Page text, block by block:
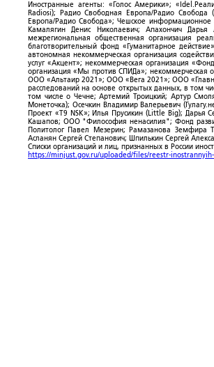
Иностранные агенты: «Голос Америки»;
Radiosi); Радио Свободная Европа/Радио Свобода
Европа/Радио Свобода»; Чешское информационное
Камалягин Денис Николаевич; Апахончич
межрегиональная общественная организация
благотворительный фонд «Гуманитарное
автономная некоммерческая организация
услуг «Акцент»; некоммерческая организация
организация «Мы против СПИДа»; некоммерческая
ООО «Альтаир 2021»; ООО «Вега 2021»; ООО
расследований на основе открытых данных, в том
том числе о Чечне; Артемий Троицкий; Артур
Монеточка); Осечкин Владимир Валерьевич
Проект «T9 NSK»; Илья Прусикин (Little Big);
Кашапов; ООО "Философия ненасилия"; Фонд
Политолог Павел Мезерин; Рамазанова Земфира
Асланян Сергей Степанович; Шпилькин Сергей
Списки организаций и лиц, признанных в России
https://minjust.gov.ru/uploaded/files/reestr-